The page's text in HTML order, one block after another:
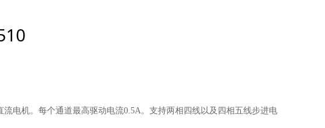
电机。每个通道最高驱动电流0.5A。支持两相四线以及四相五线步进电